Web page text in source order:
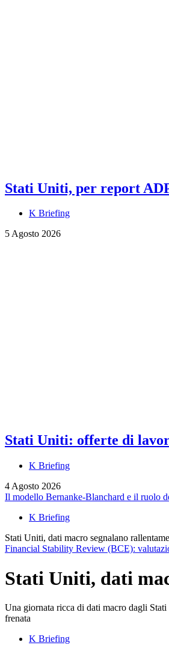
Stati Uniti, per report
K Briefing
5 Agosto 2026
Stati Uniti: offerte di
K Briefing
4 Agosto 2026
Il modello Bernanke-Blanchard e il ruolo
K Briefing
Stati Uniti, dati macro segnalano
Financial Stability Review (BCE):
Stati Uniti, dati
Una giornata ricca di dati macro dagli
frenata
K Briefing